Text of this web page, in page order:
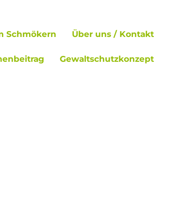
Schmökern Über uns / Kontakt
Gewaltschutzkonzept